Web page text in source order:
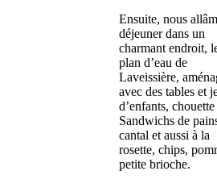
Ensuite, nous
déjeuner dans un
charmant endroit,
plan d’eau de
Laveissière,
avec des tables et
d’enfants,
Sandwichs de
cantal et aussi à la
rosette, chips,
petite brioche.